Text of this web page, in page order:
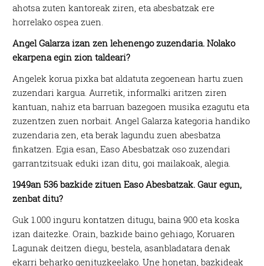
ahotsa zuten kantoreak ziren, eta abesbatzak ere
horrelako ospea zuen.
Angel Galarza izan zen lehenengo zuzendaria. Nolako
ekarpena egin zion taldeari?
Angelek korua pixka bat aldatuta zegoenean hartu zuen
zuzendari kargua. Aurretik, informalki aritzen ziren
kantuan, nahiz eta barruan bazegoen musika ezagutu eta
zuzentzen zuen norbait. Angel Galarza kategoria handiko
zuzendaria zen, eta berak lagundu zuen abesbatza
finkatzen. Egia esan, Easo Abesbatzak oso zuzendari
garrantzitsuak eduki izan ditu, goi mailakoak, alegia.
1949an 536 bazkide zituen Easo Abesbatzak. Gaur egun,
zenbat ditu?
Guk 1.000 inguru kontatzen ditugu, baina 900 eta koska
izan daitezke. Orain, bazkide baino gehiago, Koruaren
Lagunak deitzen diegu, bestela, asanbladatara denak
ekarri beharko genituzkeelako. Une honetan, bazkideak